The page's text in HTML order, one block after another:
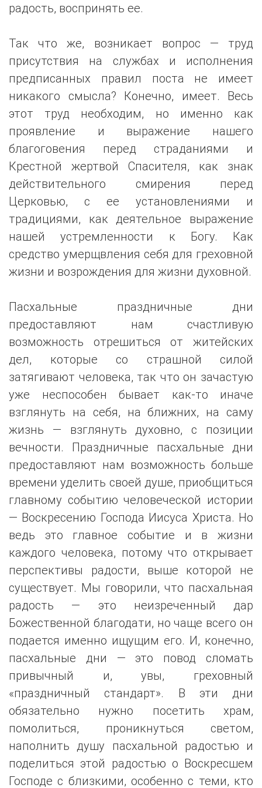
радость, воспринять ее.
Так что же, возникает вопрос — труд
присутствия на службах и исполнения
предписанных правил поста не имеет
никакого смысла? Конечно, имеет. Весь
этот труд необходим, но именно как
проявление и выражение нашего
благоговения перед страданиями и
Крестной жертвой Спасителя, как знак
действительного смирения перед
Церковью, с ее установлениями и
традициями, как деятельное выражение
нашей устремленности к Богу. Как
средство умерщвления себя для греховной
жизни и возрождения для жизни духовной.
Пасхальные праздничные дни
предоставляют нам счастливую
возможность отрешиться от житейских
дел, которые со страшной силой
затягивают человека, так что он зачастую
уже неспособен бывает как-то иначе
взглянуть на себя, на ближних, на саму
жизнь — взглянуть духовно, с позиции
вечности. Праздничные пасхальные дни
предоставляют нам возможность больше
времени уделить своей душе, приобщиться
главному событию человеческой истории
— Воскресению Господа Иисуса Христа. Но
ведь это главное событие и в жизни
каждого человека, потому что открывает
перспективы радости, выше которой не
существует. Мы говорили, что пасхальная
радость — это неизреченный дар
Божественной благодати, но чаще всего он
подается именно ищущим его. И, конечно,
пасхальные дни — это повод сломать
привычный и, увы, греховный
«праздничный стандарт». В эти дни
обязательно нужно посетить храм,
помолиться, проникнуться светом,
наполнить душу пасхальной радостью и
поделиться этой радостью о Воскресшем
Господе с близкими, особенно с теми, кто